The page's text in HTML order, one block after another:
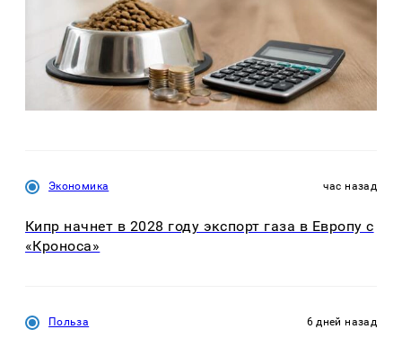
Экономика час назад
Кипр начнет в 2028 году экспорт газа в Европу с
«Кроноса»
Польза 6 дней назад